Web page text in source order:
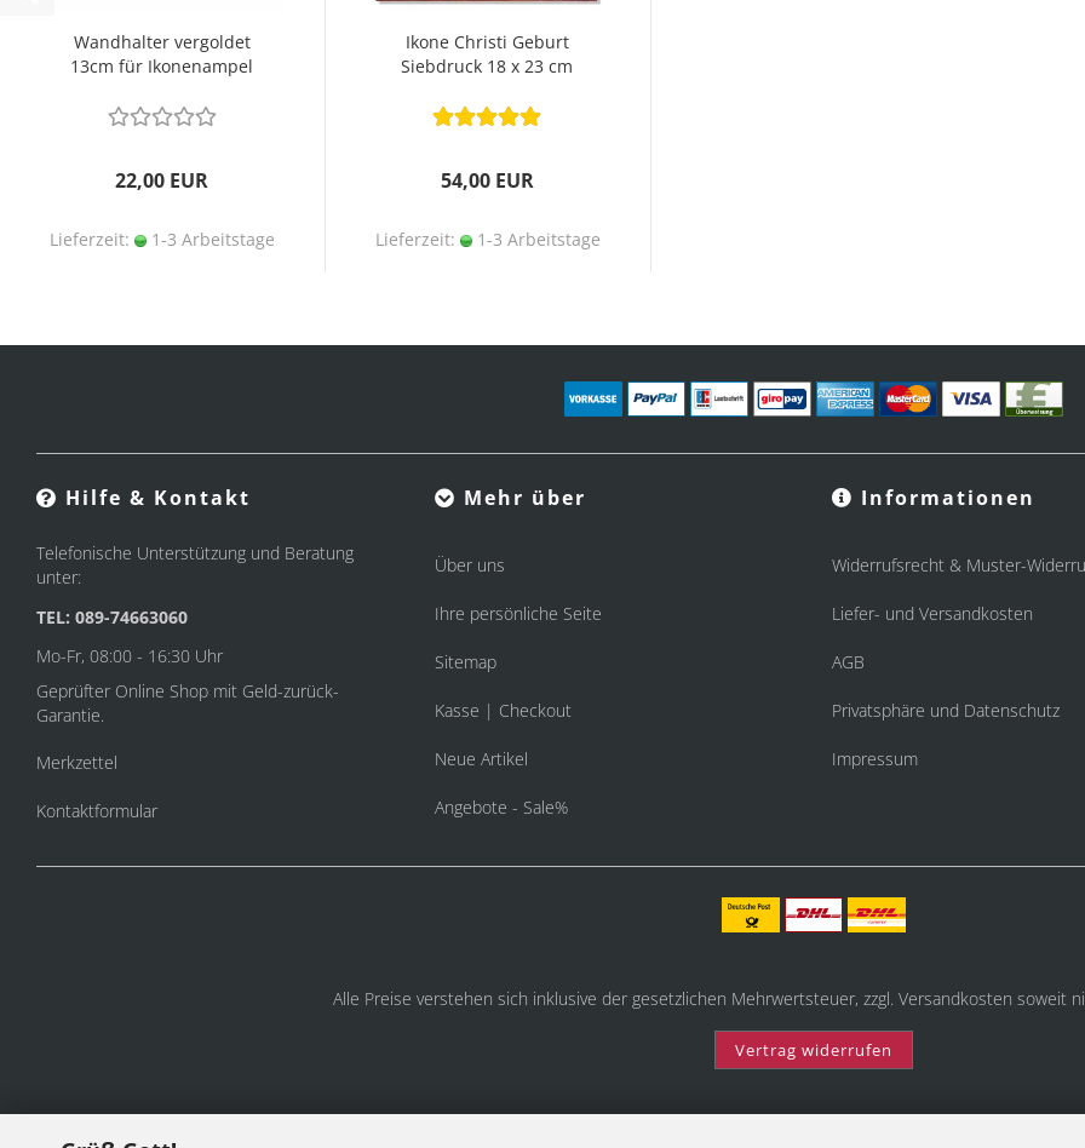
Wandhalter vergoldet
13cm für Ikonenampel
22,00 EUR
Lieferzeit: 1-3 Arbeitstage
Ikone Christi Geburt
Siebdruck 18 x 23 cm
54,00 EUR
Lieferzeit: 1-3 Arbeitstage
Hilfe & Kontakt
Telefonische Unterstützung und Beratung
unter:
TEL: 089-74663060
Mo-Fr, 08:00 - 16:30 Uhr
Geprüfter Online Shop mit Geld-zurück-
Garantie.
Merkzettel
Kontaktformular
Mehr über
Über uns
Ihre persönliche Seite
Sitemap
Kasse | Checkout
Neue Artikel
Angebote - Sale%
Informationen
Widerrufsrecht & Muster-
Liefer- und Versandkosten
AGB
Privatsphäre und Datenschutz
Impressum
Alle Preise verstehen sich inklusive der gesetzlichen Mehrwertsteuer, zzgl. Versandkosten soweit
Vertrag widerrufen